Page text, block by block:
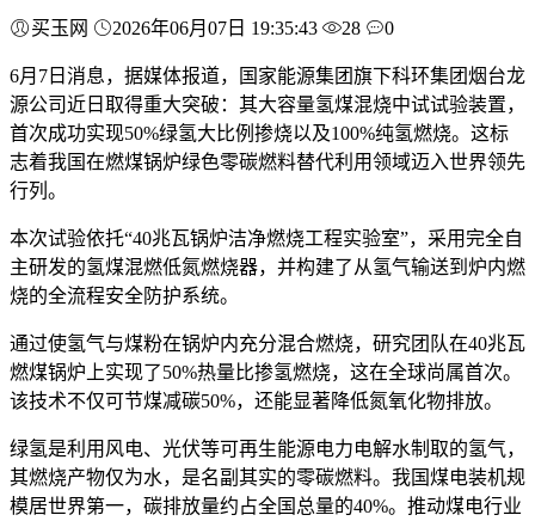
买玉网 2026年06月07日 19:35:43 28 0
6月7日消息，据媒体报道，国家能源集团旗下科环集团烟台龙
源公司近日取得重大突破：其大容量氢煤混烧中试试验装置，
首次成功实现50%绿氢大比例掺烧以及100%纯氢燃烧。这标
志着我国在燃煤锅炉绿色零碳燃料替代利用领域迈入世界领先
行列。
本次试验依托“40兆瓦锅炉洁净燃烧工程实验室”，采用完全自
主研发的氢煤混燃低氮燃烧器，并构建了从氢气输送到炉内燃
烧的全流程安全防护系统。
通过使氢气与煤粉在锅炉内充分混合燃烧，研究团队在40兆瓦
燃煤锅炉上实现了50%热量比掺氢燃烧，这在全球尚属首次。
该技术不仅可节煤减碳50%，还能显著降低氮氧化物排放。
绿氢是利用风电、光伏等可再生能源电力电解水制取的氢气，
其燃烧产物仅为水，是名副其实的零碳燃料。我国煤电装机规
模居世界第一，碳排放量约占全国总量的40%。推动煤电行业